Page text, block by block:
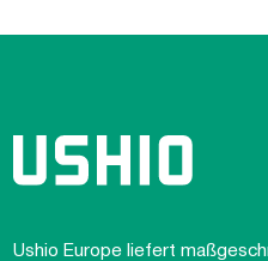
Ushio Europe liefert